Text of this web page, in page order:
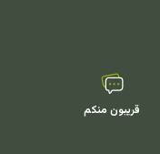
قريبون منكم